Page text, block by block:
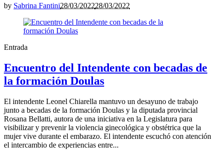
by Sabrina Fantini28/03/202228/03/2022
Entrada
Encuentro del Intendente con becadas de
la formación Doulas
El intendente Leonel Chiarella mantuvo un desayuno de trabajo
junto a becadas de la formación Doulas y la diputada provincial
Rosana Bellatti, autora de una iniciativa en la Legislatura para
visibilizar y prevenir la violencia ginecológica y obstétrica que la
mujer vive durante el embarazo. El intendente escuchó con atención
el intercambio de experiencias entre...